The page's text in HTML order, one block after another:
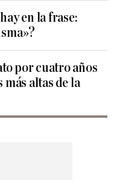
en la frase:
por cuatro años
más altas de la